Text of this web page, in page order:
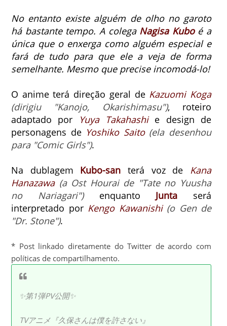
No entanto existe alguém de olho no garoto
há bastante tempo. A colega Nagisa Kuboé a
única que o enxerga como alguém especial e
fará de tudo para que ele a veja de forma
semelhante. Mesmo que precise incomodá-lo!
O anime terá direção geral de Kazuomi Koga
(dirigiu "Kanojo, Okarishimasu"), roteiro
adaptado por
Yuya Takahashie design de
personagens de Yoshiko Saito (ela desenhou
para "Comic Girls").
Na dublagem Kubo-san terá voz de Kana
Hanazawa (a Ost Hourai de "Tate no Yuusha
no Nariagari")enquanto Junta será
interpretado por Kengo Kawanishi (o Gen de
"Dr. Stone").
* Post linkado diretamente do Twitter de acordo com
políticas de compartilhamento.
✨第1弾PV公開✨
TVアニメ『久保さんは僕を許さない』